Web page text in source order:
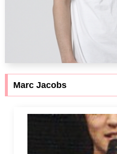
Marc Jacobs